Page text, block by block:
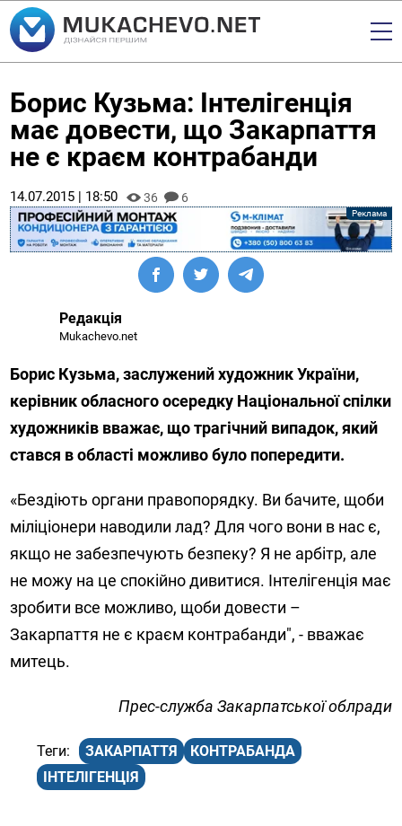
Борис Кузьма: Інтелігенція
має довести, що Закарпаття
не є краєм контрабанди
14.07.2015 | 18:50 36 6
Редакція
Mukachevo.net
Борис Кузьма, заслужений художник України,
керівник обласного осередку Національної спілки
художників вважає, що трагічний випадок, який
стався в області можливо було попередити.
«Бездіють органи правопорядку. Ви бачите, щоби
міліціонери наводили лад? Для чого вони в нас є,
якщо не забезпечують безпеку? Я не арбітр, але
не можу на це спокійно дивитися. Інтелігенція має
зробити все можливо, щоби довести –
Закарпаття не є краєм контрабанди", - вважає
митець.
Прес-служба Закарпатської облради
ЗАКАРПАТТЯ
КОНТРАБАНДА
ІНТЕЛІГЕНЦІЯ